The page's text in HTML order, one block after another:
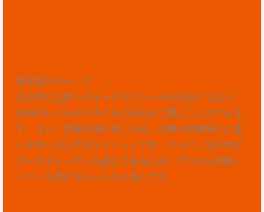
選択肢とチャンス
立川市には多くのオーボエスクールが点在しており、
自分のレベルやスタイルに合わせて選ぶことができま
す。また、交通の便が良いため、仕事や学校帰りに通
いやすいのも大きなメリットです。さらに、立川市は
オーボエレッスンも盛んであるため、プロから直接レ
ッスンを受けるチャンスも多いです。